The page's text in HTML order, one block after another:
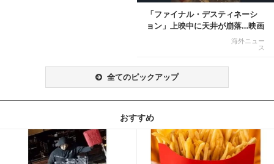
「ファイナル・デスティネーシ
ョン」上映中に天井が崩落…映画
海外ニュー
ス
全てのピックアップ
おすすめ
記事を読む